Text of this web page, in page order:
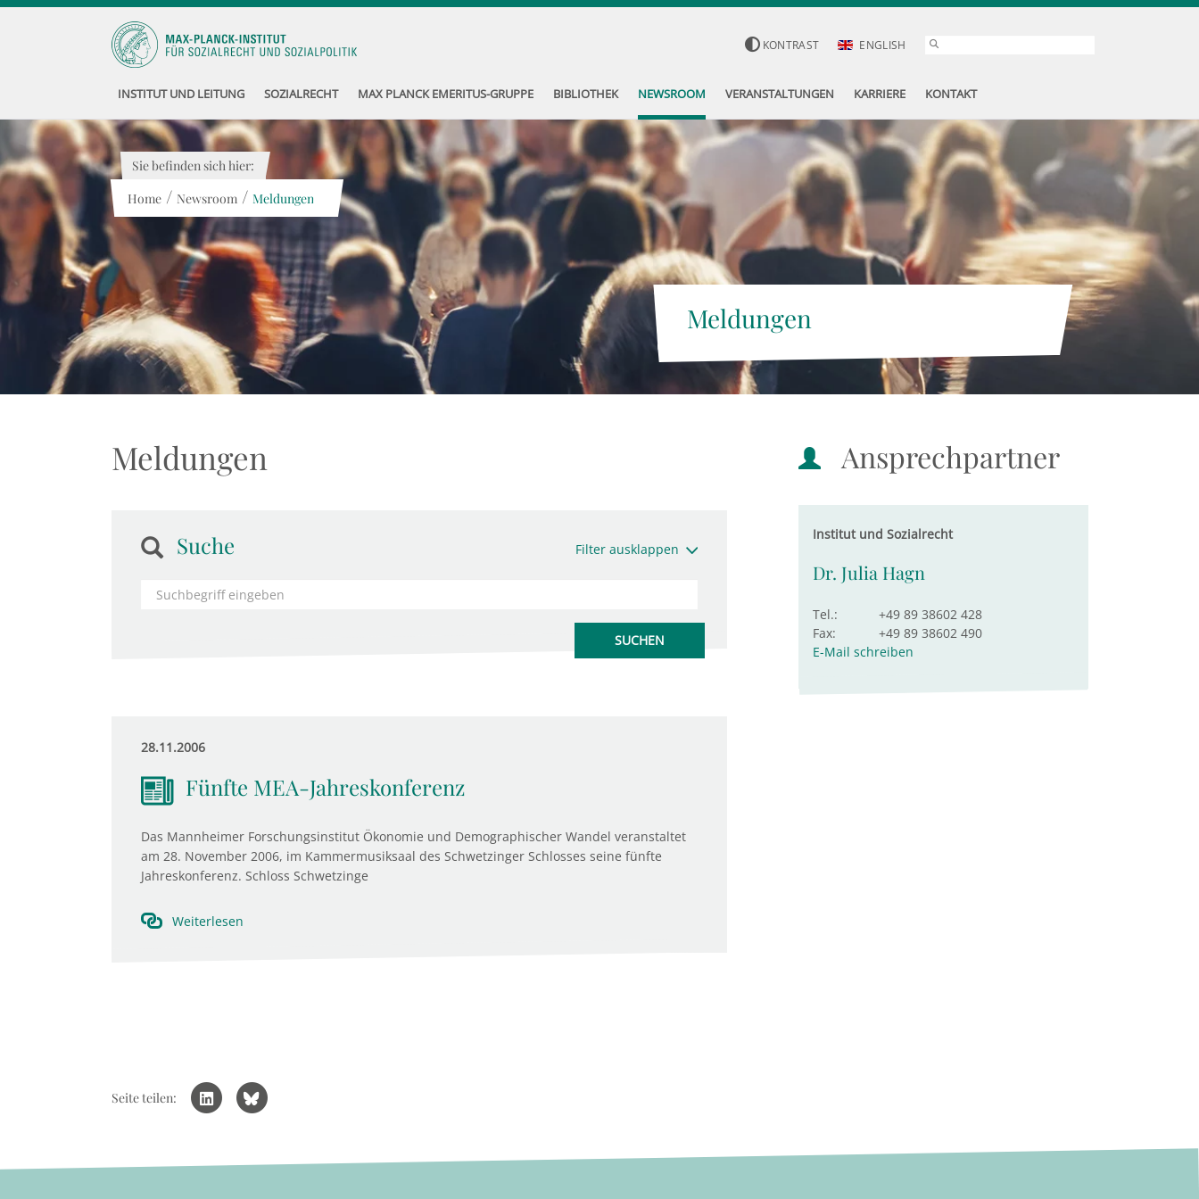
KONTRAST ENGLISH
INSTITUT UND LEITUNG SOZIALRECHT MAX PLANCK EMERITUS-GRUPPE BIBLIOTHEK NEWSROOM VERANSTALTUNGEN KARRIERE KONTAKT
Meldungen
Sie befinden sich hier:
Home / Newsroom / Meldungen
Meldungen
Suche Filter ausklappen
28.11.2006
Fünfte MEA-Jahreskonferenz
Das Mannheimer Forschungsinstitut Ökonomie und Demographischer Wandel veranstaltet
am 28. November 2006, im Kammermusiksaal des Schwetzinger Schlosses seine fünfte
Jahreskonferenz. Schloss Schwetzinge
Weiterlesen
Ansprechpartner
Institut und Sozialrecht
Dr. Julia Hagn
Tel.:
+49 89 38602 428
Fax:
+49 89 38602 490
E-Mail schreiben
Seite teilen: